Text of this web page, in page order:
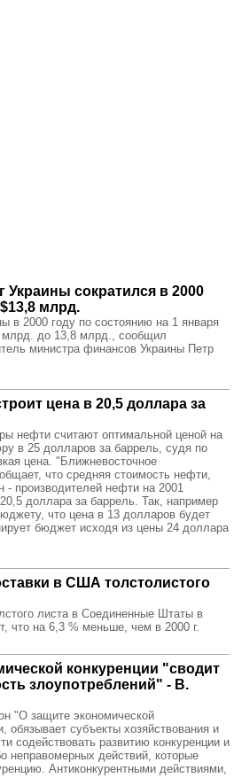
Украины сократился в 2000
млрд.
в 2000 году по состоянию на 1 января
млрд. до 13,8 млрд., сообщил
министра финансов Украины Петр
цена в 20,5 доллара за
нефти считают оптимальной ценой на
в 25 долларов за баррель, судя по
цена. "Ближневосточное
что средняя стоимость нефти,
- производителей нефти на 2001
доллара за баррель. Так, например
что цена в 13 долларов будет
бюджет исходя из цены 24 доллара
в США толстолистого
листа в Соединенные Штаты в
что на 6,3 % меньше, чем в 2000 г.
конкуренции "сводит
злоупотреблений" - В.
"О защите экономической
обязывает субъекты хозяйствования и
содействовать развитию конкуренции и
неправомерных действий, которые
Антиконкурентными действиями,